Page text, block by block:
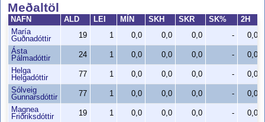
Meðaltöl
NAFN ALD LEI MÍN SKH SKR SK% 2H
María
Guðnadóttir
19 1 0,0 0,0 0,0 -
0,0
Ásta
Pálmadóttir
24 1 0,0 0,0 0,0 -
0,0
Helga
Helgadóttir
77 1 0,0 0,0 0,0 -
0,0
Sólveig
Gunnarsdóttir
77 1 0,0 0,0 0,0 -
0,0
Magnea
Friðriksdóttir
19 1 0,0 0,0 0,0 -
0,0